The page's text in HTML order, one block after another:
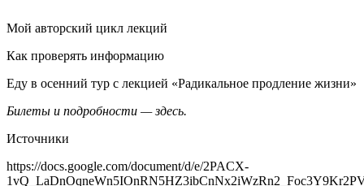
Мой авторский цикл лекций
Как проверять информацию
Еду в осенний тур с лекцией «Радикальное продление жизни»
Билеты и подробности —здесь.
Источники
https://docs.google.com/document/d/e/2PACX-